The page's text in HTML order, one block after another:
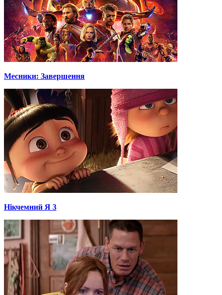
Месники: Завершення
Нікчемний Я 3